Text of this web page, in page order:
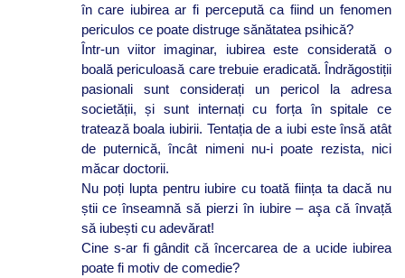
în care iubirea ar fi percepută ca fiind un fenomen
periculos ce poate distruge sănătatea psihică?
Într-un viitor imaginar, iubirea este considerată o
boală periculoasă care trebuie eradicată. Îndrăgostiții
pasionali sunt considerați un pericol la adresa
societății, și sunt internați cu forța în spitale ce
tratează boala iubirii. Tentația de a iubi este însă atât
de puternică, încât nimeni nu-i poate rezista, nici
măcar doctorii.
Nu poți lupta pentru iubire cu toată ființa ta dacă nu
știi ce înseamnă să pierzi în iubire – aşa că învață
să iubești cu adevărat!
Cine s-ar fi gândit că încercarea de a ucide iubirea
poate fi motiv de comedie?